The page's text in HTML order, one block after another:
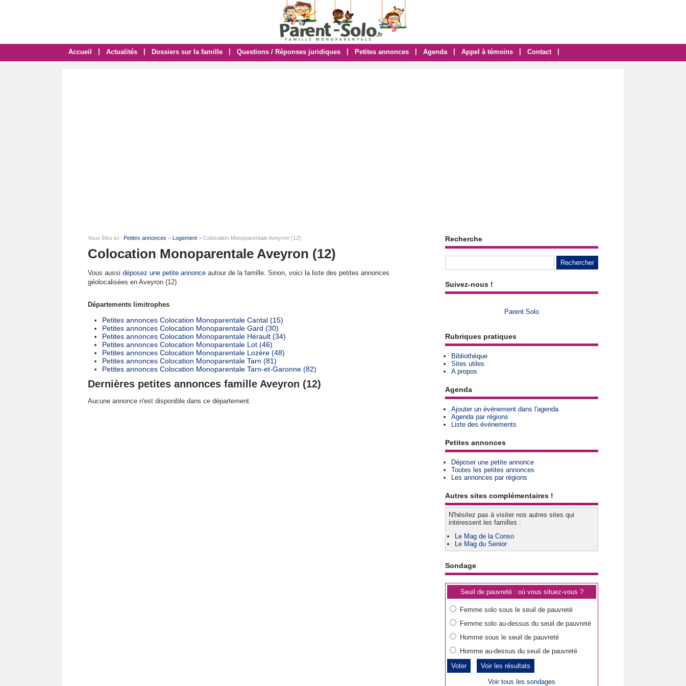
Accueil Actualités Dossiers sur la famille Questions / Réponses juridiques Petites annonces Agenda Appel à témoins Contact
Vous êtes ici : Petites annonces > Logement > Colocation Monoparentale Aveyron (12)
Colocation Monoparentale Aveyron (12)
Vous aussi déposez une petite annonce autour de la famille. Sinon, voici la liste des petites annonces
géolocalisées en Aveyron (12)
Départements limitrophes
Petites annonces Colocation Monoparentale Cantal (15)
Petites annonces Colocation Monoparentale Gard (30)
Petites annonces Colocation Monoparentale Hérault (34)
Petites annonces Colocation Monoparentale Lot (46)
Petites annonces Colocation Monoparentale Lozère (48)
Petites annonces Colocation Monoparentale Tarn (81)
Petites annonces Colocation Monoparentale Tarn-et-Garonne (82)
Dernières petites annonces famille Aveyron (12)
Aucune annonce n'est disponible dans ce département.
Recherche
Suivez-nous !
Parent Solo
Rubriques pratiques
Bibliothèque
Sites utiles
A propos
Agenda
Ajouter un événement dans l'agenda
Agenda par régions
Liste des événements
Petites annonces
Déposer une petite annonce
Toutes les petites annonces
Les annonces par régions
Autres sites complémentaires !
N'hésitez pas à visiter nos autres sites qui
intéressent les familles :
Le Mag de la Conso
Le Mag du Senior
Sondage
Seuil de pauvreté : où vous situez-vous ?
Femme solo sous le seuil de pauvreté
Femme solo au-dessus du seuil de pauvreté
Homme sous le seuil de pauvreté
Homme au-dessus du seuil de pauvreté
Voir les résultats
Voir tous les sondages